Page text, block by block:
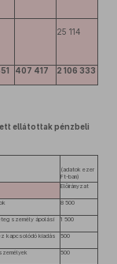
25 114
407 417 2 106 333
ellátottak pénzbeli
(adatok ezer
Ft-ban)
Előirányzat
8 500
személy ápolási
1 500
kapcsolódó kiadás 500
500